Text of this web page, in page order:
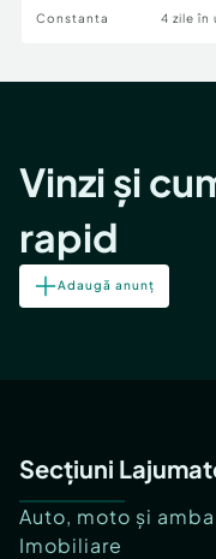
Constanta 4 zile în
Vinzi și
rapid
Adaugă anunț
Secțiuni
Auto, moto și
Imobiliare